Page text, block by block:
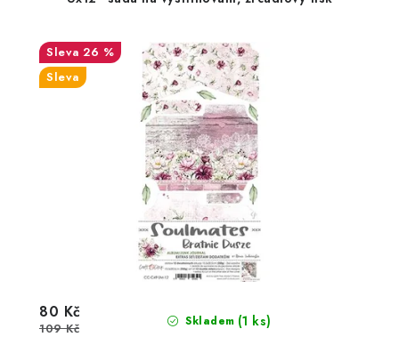
26 %
Sleva
Skladem (1 ks)
80 Kč
109 Kč